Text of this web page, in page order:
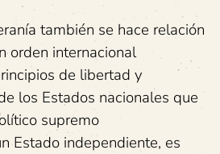
también se hace relación
orden internacional
de libertad y
los Estados nacionales que
supremo
Estado independiente, es